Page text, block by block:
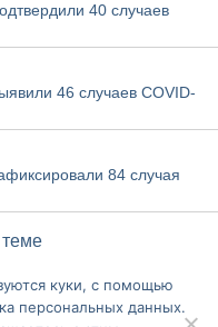
40 случаев
46 случаев COVID-
84 случая
куки, с помощью
персональных данных.